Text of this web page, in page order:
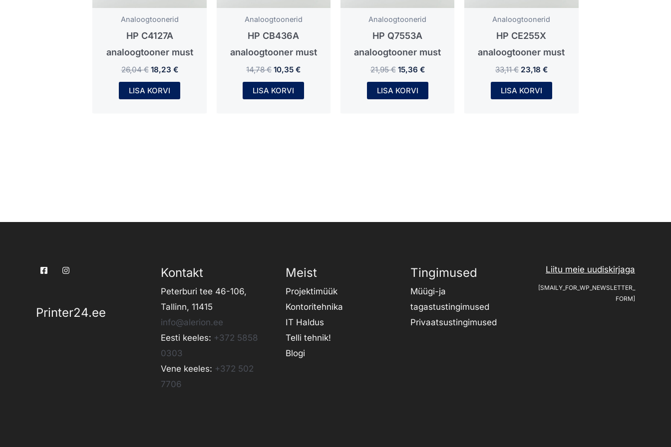
Analoogtoonerid
HP C4127A
analoogtooner must
26,04€ 18,23 €
LISA KORVI
Analoogtoonerid
HP CB436A
analoogtooner must
14,78€ 10,35€
LISA KORVI
Analoogtoonerid
HP Q7553A
analoogtooner must
21,95€ 15,36 €
LISA KORVI
Analoogtoonerid
HP CE255X
analoogtooner must
33,11€ 23,18 €
LISA KORVI
Printer24.ee
Kontakt
Peterburi tee 46-106,
Tallinn, 11415
info@alerion.ee
Eesti keeles: +372 5858
0303
Vene keeles: +372 502
7706
Meist
Projektimüük
Kontoritehnika
IT Haldus
Telli tehnik!
Blogi
Tingimused
Müügi-ja
tagastustingimused
Privaatsustingimused
Liitu meie uudiskirjaga
[SMAILY_FOR_WP_NEWSLETTER_
FORM]